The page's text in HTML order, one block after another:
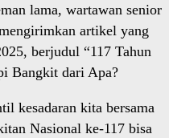
lama, wartawan senior
artikel yang
berjudul “117 Tahun
Bangkit dari Apa?
kesadaran kita bersama
Nasional ke-117 bisa